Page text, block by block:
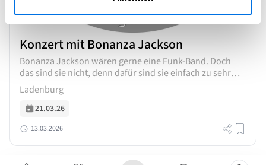
Konzert mit Bonanza Jackson
Bonanza Jackson wären gerne eine Funk-Band. Doch
das sind sie nicht, denn dafür sind sie einfach zu sehr
Pop. Das interessiert sie aber nicht und sie tun weiterhin
so, als...
Ladenburg
21.03.26
13.03.2026